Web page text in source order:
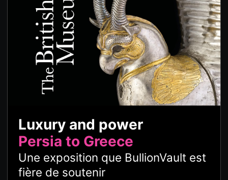
Luxury and power
Persia to Greece
Une exposition que BullionVault est
fière de soutenir